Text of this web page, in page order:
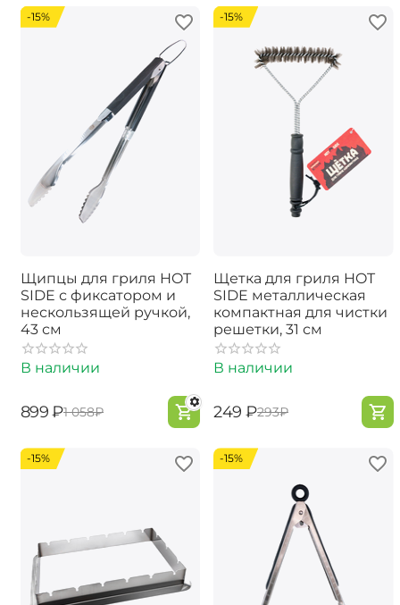
-15%
Щипцы для гриля HOT
SIDE с фиксатором и
нескользящей ручкой,
43 см
В наличии
‍899‍ ₽‍1 058‍₽
-15%
Щетка для гриля HOT
SIDE металлическая
компактная для чистки
решетки, 31 см
В наличии
‍249‍ ₽‍293‍₽
-15% -15%